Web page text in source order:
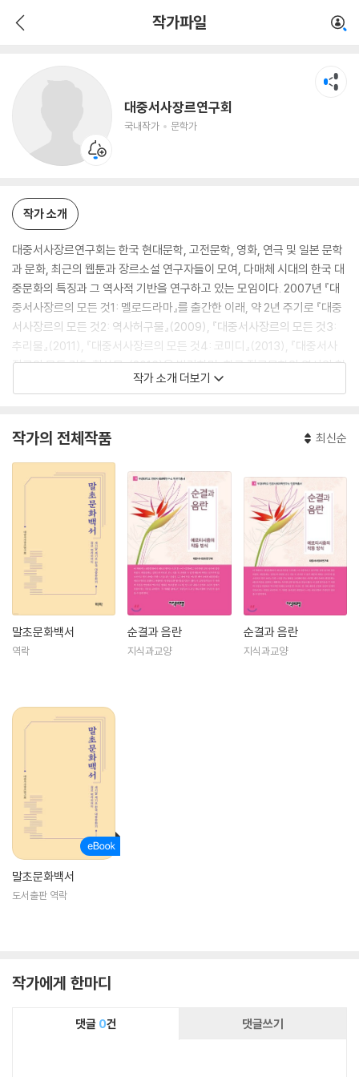
작가파일
대중서사장르연구회
국내작가 문학가
작가 소개
대중서사장르연구회는 한국 현대문학, 고전문학, 영화, 연극 및 일본 문학
과 문화, 최근의 웹툰과 장르소설 연구자들이 모여, 다매체 시대의 한국 대
중문화의 특징과 그 역사적 기반을 연구하고 있는 모임이다. 2007년 『대
중서사장르의 모든 것1: 멜로드라마』를 출간한 이래, 약 2년 주기로 『대중
서사장르의 모든 것2: 역사허구물』(2009), 『대중서사장르의 모든 것3:
추리물』(2011), 『대중서사장르의 모든 것4: 코미디』(2013), 『대중서사
장르의 모든 것5: 환상물』(2016)을 발간하며, 한국 장르문학의 역사와 현
재를 선구적으로 읽어내었다. 최근작으로 『순결과 음란-에로티시즘의 작
작가 소개 더보기
작가의 전체작품 최신순
말초문화백서
역락
순결과 음란
지식과교양
순결과 음란
지식과교양
말초문화백서
도서출판 역락
작가에게 한마디
댓글 0건 댓글쓰기